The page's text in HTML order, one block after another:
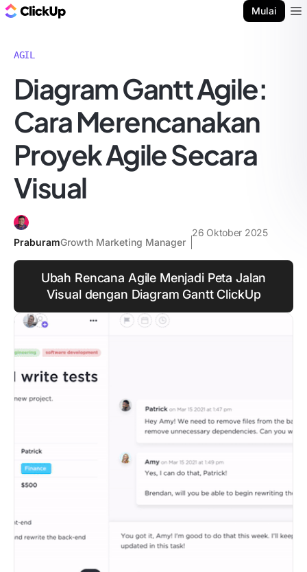
Mulai
AGIL
Diagram Gantt Agile:
Cara Merencanakan
Proyek Agile Secara
Visual
PraburamGrowth Marketing Manager
26 Oktober 2025
Ubah Rencana Agile Menjadi Peta Jalan
Visual dengan Diagram Gantt ClickUp